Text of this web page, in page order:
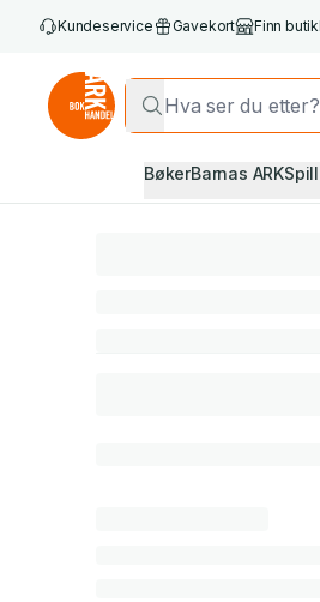
Kundeservice Gavekort Finn
BøkerBarnas ARK